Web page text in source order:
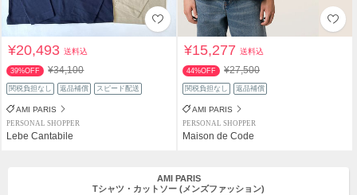
¥20,493送料込
39%OFF ¥34,100
関税負担なし 返品補償 スピード配送
AMI PARIS
PERSONAL SHOPPER
Lebe Cantabile
¥15,277送料込
44%OFF ¥27,500
関税負担なし 返品補償
AMI PARIS
PERSONAL SHOPPER
Maison de Code
AMI PARIS
Tシャツ・カットソー (メンズファッション)